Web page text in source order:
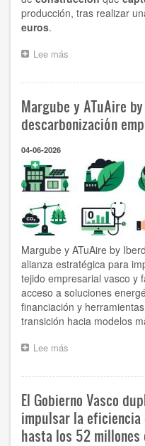
producción, tras realizar
euros.
Lee más
primera
planta
en
Europea
de
materiales
construcción
que
capturan
CO2
en
su
proceso
de
producción
Margube y ATuAire
descarbonización
04-06-2026
Margube y ATuAire by
alianza estratégica para
tejido empresarial vasco y
acceso a soluciones
financiación y
transición hacia modelos
Lee más
by
Iberdrola
impulsan
la
El Gobierno Vasco
impulsar la
hasta los 52 millones